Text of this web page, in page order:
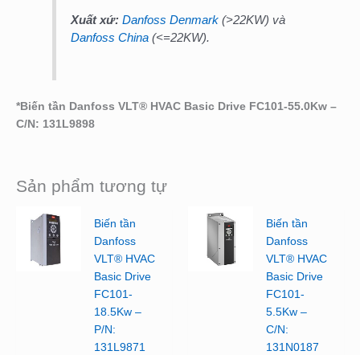
Xuất xứ: Danfoss Denmark (>22KW) và
Danfoss China (<=22KW).
*Biến tần Danfoss VLT® HVAC Basic Drive FC101-55.0Kw –
C/N: 131L9898
Sản phẩm tương tự
Biến tần
Danfoss
VLT® HVAC
Basic Drive
FC101-
18.5Kw –
P/N:
131L9871
Biến tần
Danfoss
VLT® HVAC
Basic Drive
FC101-
5.5Kw –
C/N:
131N0187